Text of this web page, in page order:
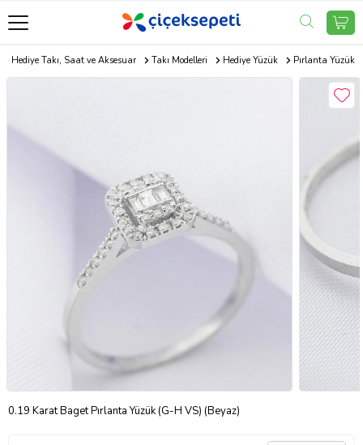
Hediye Takı, Saat ve Aksesuar Takı Modelleri Hediye Yüzük Pırlanta Yüzük
0.19 Karat Baget Pırlanta Yüzük (G-H VS) (Beyaz)